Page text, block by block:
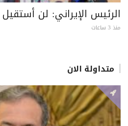
الرئيس الإيراني: لن
منذ 3 ساعات
متداولة الان